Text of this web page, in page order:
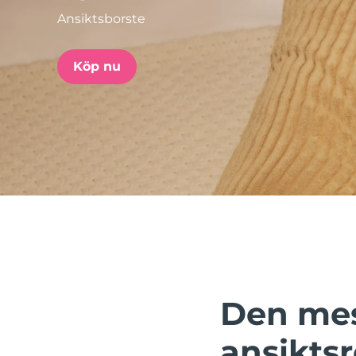
Ansiktsborste
Köp nu
Den
issa™ Teeth Whitening Set
FAQ™ Dual LED Panel
POPULÄR